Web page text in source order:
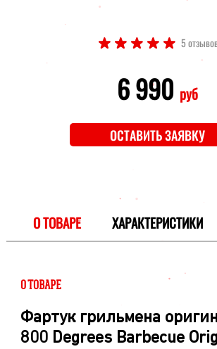
5
6 990 руб
ОСТАВИТЬ ЗАЯВКУ
О ТОВАРЕ ХАРАКТЕРИСТИКИ
О ТОВАРЕ
Фартук грильмена
800 Degrees Barbecue